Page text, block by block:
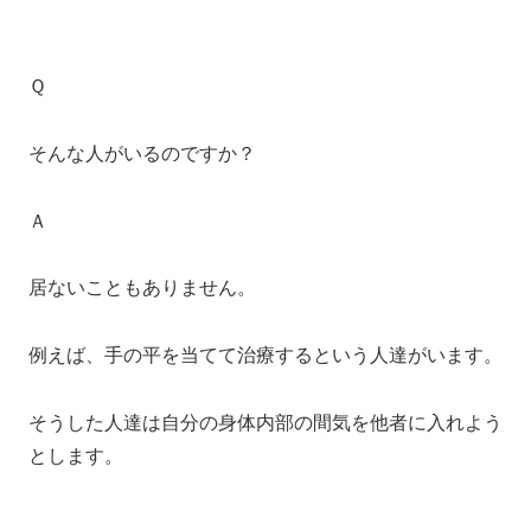
Ｑ
そんな人がいるのですか？
Ａ
居ないこともありません。
例えば、手の平を当てて治療するという人達がいます。
そうした人達は自分の身体内部の間気を他者に入れよう
とします。